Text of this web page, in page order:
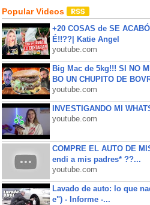
Popular Videos
+20 COSAS de SE
É!!??| Katie Angel
youtube.com
Big Mac de 5kg!!! SI NO
BO UN CHUPITO DE
youtube.com
INVESTIGANDO MI
youtube.com
COMPRE EL AUTO DE
endi a mis padres* ??...
youtube.com
Lavado de auto: lo que
e") - Informe -...